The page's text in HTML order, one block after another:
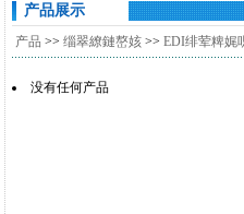
产品展示
产品 >> 缁翠繚鏈嶅姟 >> EDI绯荤粺娓
没有任何产品